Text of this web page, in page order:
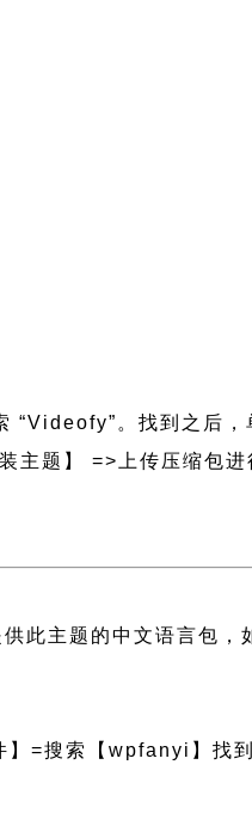
。找到之后，
题】 =>上传压缩包进
主题的中文语言包，
=搜索【wpfanyi】找